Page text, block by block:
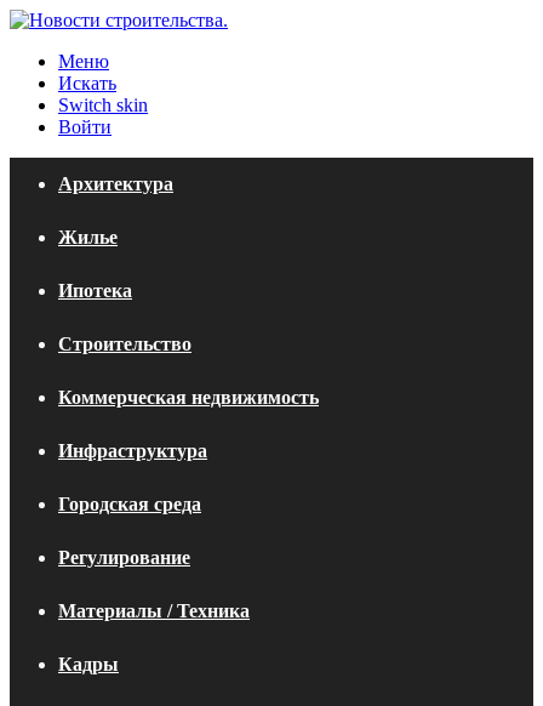
Меню
Искать
Switch skin
Войти
Архитектура
Жилье
Ипотека
Строительство
Коммерческая недвижимость
Инфраструктура
Городская среда
Регулирование
Материалы / Техника
Кадры